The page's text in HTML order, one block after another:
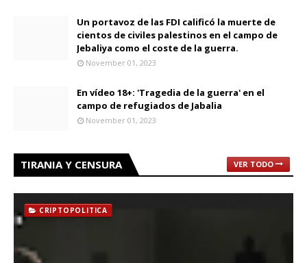
Un portavoz de las FDI calificó la muerte de
cientos de civiles palestinos en el campo de
Jebaliya como el coste de la guerra.
November 01, 2023
En vídeo 18+: 'Tragedia de la guerra' en el
campo de refugiados de Jabalia
November 01, 2023
TIRANIA Y CENSURA VER TODO
CRIPTOPOLITICA